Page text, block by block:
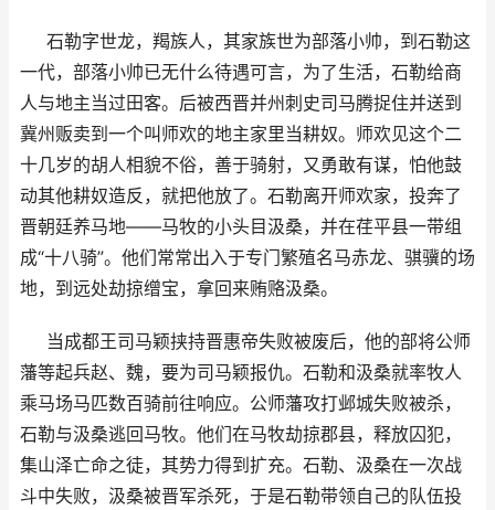
石勒字世龙，羯族人，其家族世为部落小帅，到石勒这
一代，部落小帅已无什么待遇可言，为了生活，石勒给商
人与地主当过田客。后被西晋并州刺史司马腾捉住并送到
冀州贩卖到一个叫师欢的地主家里当耕奴。师欢见这个二
十几岁的胡人相貌不俗，善于骑射，又勇敢有谋，怕他鼓
动其他耕奴造反，就把他放了。石勒离开师欢家，投奔了
晋朝廷养马地——马牧的小头目汲桑，并在荏平县一带组
成“十八骑”。他们常常出入于专门繁殖名马赤龙、骐骥的场
地，到远处劫掠缯宝，拿回来贿赂汲桑。
当成都王司马颖挟持晋惠帝失败被废后，他的部将公师
藩等起兵赵、魏，要为司马颖报仇。石勒和汲桑就率牧人
乘马场马匹数百骑前往响应。公师藩攻打邺城失败被杀，
石勒与汲桑逃回马牧。他们在马牧劫掠郡县，释放囚犯，
集山泽亡命之徒，其势力得到扩充。石勒、汲桑在一次战
斗中失败，汲桑被晋军杀死，于是石勒带领自己的队伍投